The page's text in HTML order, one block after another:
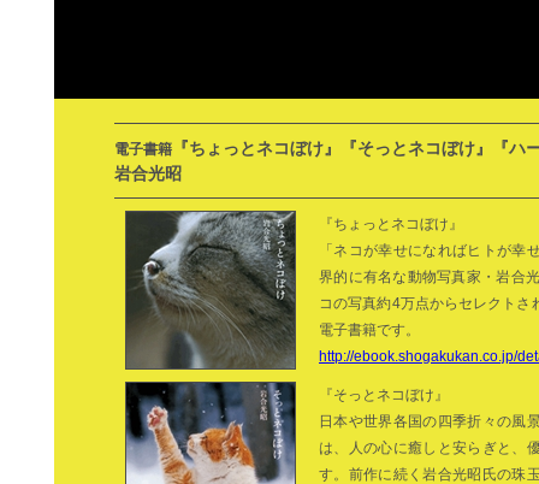
電子書籍 『ちょっとネコぼけ』『そっとネコぼけ』『ハ
岩合光昭
『ちょっとネコぼけ』
「ネコが幸せになればヒトが幸
界的に有名な動物写真家・岩合
コの写真約4万点からセレクト
電子書籍です。
http://ebook.shogakukan.co.jp/
『そっとネコぼけ』
日本や世界各国の四季折々の風
は、人の心に癒しと安らぎと、
す。前作に続く岩合光昭氏の珠